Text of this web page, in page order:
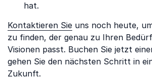
hat.
Kontaktieren Sie uns noch heute,
zu finden, der genau zu Ihren
Visionen passt. Buchen Sie jetzt
gehen Sie den nächsten Schritt in
Zukunft.